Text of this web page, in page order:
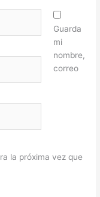
Guarda
mi
nombre,
correo
la próxima vez que